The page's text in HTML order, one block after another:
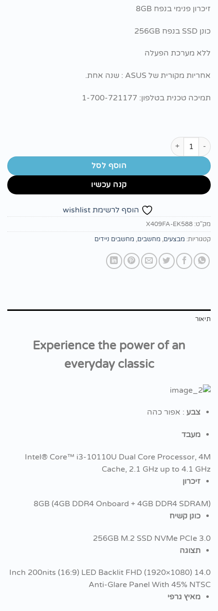
זיכרון פנימי בנפח 8GB
כונן SSD בנפח 256GB
ללא מערכת הפעלה
אחריות מקורית של ASUS : שנה אחת.
תמיכה טכנית בטלפון: 1-700-721177
כמות של מחשב נייד - Asus Laptop X409FA
הוסף לסל
קנה עכשיו
הוסף לרשימת wishlist
מק"ט: X409FA-EK588
קטגוריות: מבצעים, מחשבים, מחשבים ניידים
תיאור
Experience the power of an
everyday classic
צבע : אפור כהה
מעבד
Intel® Core™ i3-10110U Dual Core Processor, 4M
Cache, 2.1 GHz up to 4.1 GHz
זיכרון
8GB (4GB DDR4 Onboard + 4GB DDR4 SDRAM)
כונן קשיח
256GB M.2 SSD NVMe PCIe 3.0
תצוגה
14.0 Inch 200nits (16:9) LED Backlit FHD (1920×1080)
Anti-Glare Panel With 45% NTSC
מאיץ גרפי